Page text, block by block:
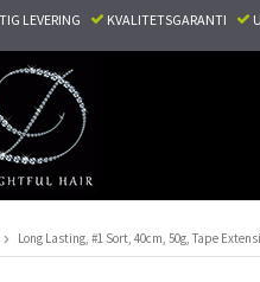
LEVERING KVALITETSGARANTI
Long Lasting, #1 Sort, 40cm, 50g, Tape